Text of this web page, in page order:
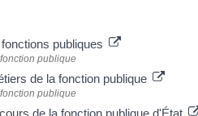
publiques
publique
de la fonction publique
publique